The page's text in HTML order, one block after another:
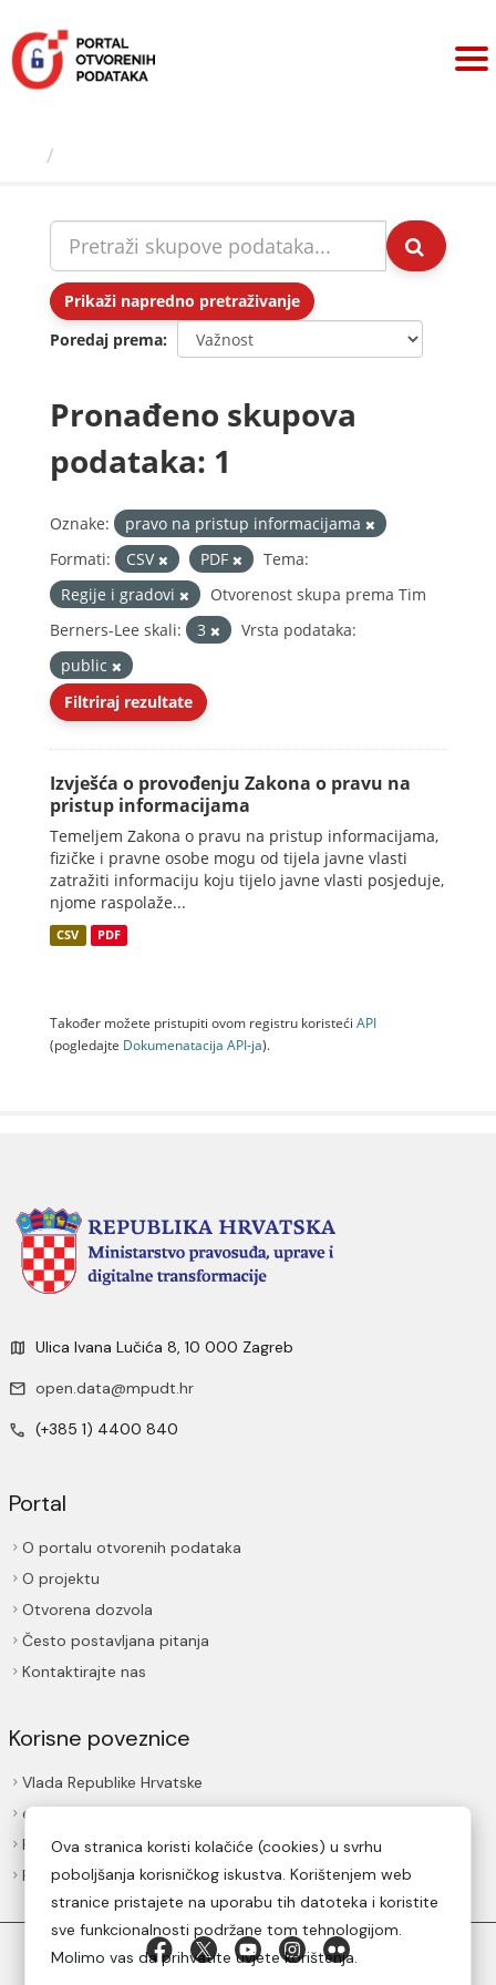
sadržaj
Prikaži napredno pretraživanje
Poredaj prema
Pronađeno skupova
podataka: 1
Oznake:
pravo na pristup informacijama
Formati:
CSV PDF
Tema:
Regije i gradovi
Otvorenost skupa prema Tim
Berners-Lee skali:
3
Vrsta podataka:
public
Filtriraj rezultate
Izvješća o provođenju Zakona o pravu na
pristup informacijama
Temeljem Zakona o pravu na pristup informacijama,
fizičke i pravne osobe mogu od tijela javne vlasti
zatražiti informaciju koju tijelo javne vlasti posjeduje,
njome raspolaže...
CSV PDF
Također možete pristupiti ovom registru koristeći API
(pogledajte Dokumenаtаcijа API-jа).